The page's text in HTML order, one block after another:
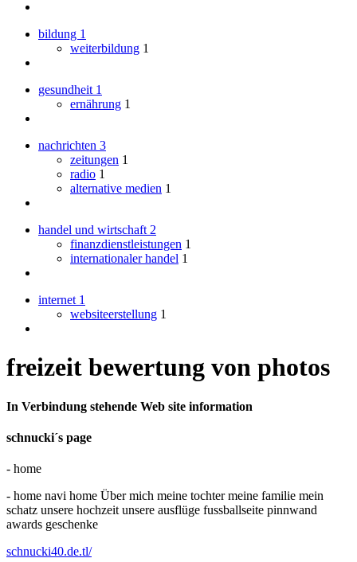
bildung 1
weiterbildung 1
gesundheit 1
ernährung 1
nachrichten 3
zeitungen 1
radio 1
alternative medien 1
handel und wirtschaft 2
finanzdienstleistungen 1
internationaler handel 1
internet 1
websiteerstellung 1
freizeit bewertung von photos
In Verbindung stehende Web site information
schnucki´s page
- home
- home navi home Über mich meine tochter meine familie mein
schatz unsere hochzeit unsere ausflüge fussballseite pinnwand
awards geschenke
schnucki40.de.tl/